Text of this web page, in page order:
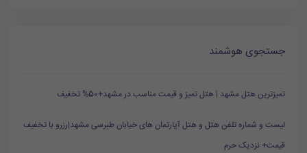
جستجوی هوشمند
تمیزترین هتل مشهد | هتل تمیز و قیمت مناسب در مشهد+50% تخفیف
لیست و شماره تلفن هتل و هتل آپارتمان های خیابان طبرسی مشهد|رزرو با تخفیف
قیمت+ نزدیک حرم